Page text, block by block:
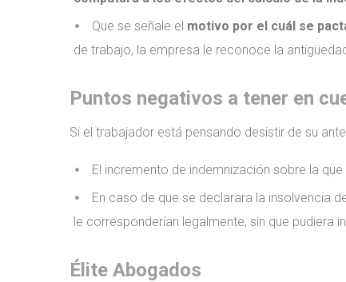
Que se señale el motivo por el cuál se
de trabajo, la empresa le reconoce la
Puntos negativos a tener en
Si el trabajador está pensando desistir de su
El incremento de indemnización sobre la
En caso de que se declarara la insolvencia
le corresponderían legalmente, sin que
Élite Abogados